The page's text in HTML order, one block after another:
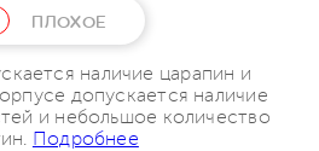
ПЛОХОЕ
наличие царапин и
допускается наличие
и небольшое количество
Подробнее